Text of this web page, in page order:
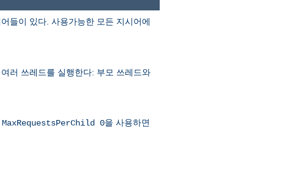
들이 있다. 사용가능한 모든 지시어에
러 쓰레드를 실행한다: 부모 쓰레드와
MaxRequestsPerChild 0을 사용하면